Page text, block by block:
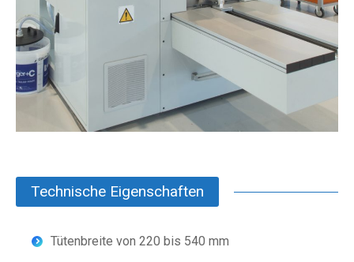
Technische Eigenschaften
Tütenbreite von 220 bis 540 mm